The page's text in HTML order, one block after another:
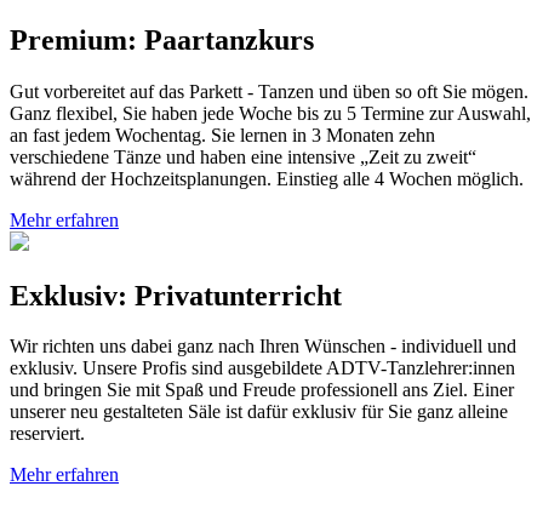
Premium: Paartanzkurs
Gut vorbereitet auf das Parkett - Tanzen und üben so oft Sie mögen.
Ganz flexibel, Sie haben jede Woche bis zu 5 Termine zur Auswahl,
an fast jedem Wochentag. Sie lernen in 3 Monaten zehn
verschiedene Tänze und haben eine intensive „Zeit zu zweit“
während der Hochzeitsplanungen. Einstieg alle 4 Wochen möglich.
Mehr erfahren
Exklusiv: Privatunterricht
Wir richten uns dabei ganz nach Ihren Wünschen - individuell und
exklusiv. Unsere Profis sind ausgebildete ADTV-Tanzlehrer:innen
und bringen Sie mit Spaß und Freude professionell ans Ziel. Einer
unserer neu gestalteten Säle ist dafür exklusiv für Sie ganz alleine
reserviert.
Mehr erfahren